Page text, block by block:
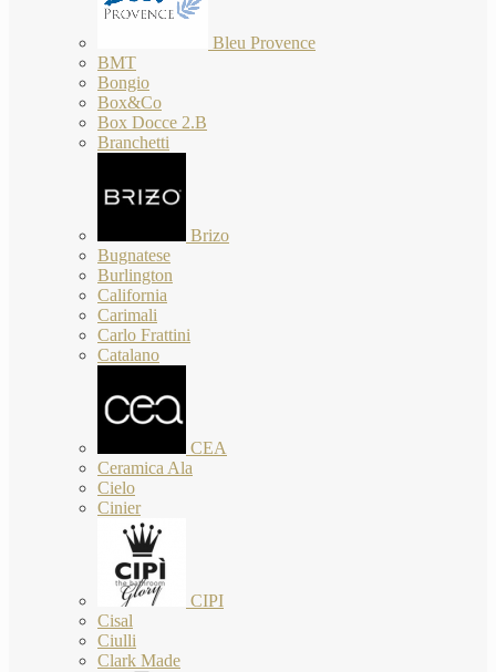
Bleu Provence
BMT
Bongio
Box&Co
Box Docce 2.B
Branchetti
Brizo
Bugnatese
Burlington
California
Carimali
Carlo Frattini
Catalano
CEA
Ceramica Ala
Cielo
Cinier
CIPI
Cisal
Ciulli
Clark Made